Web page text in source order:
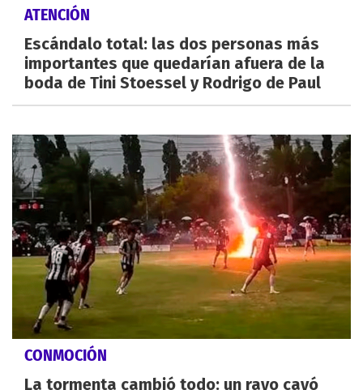
ATENCIÓN
Escándalo total: las dos personas más
importantes que quedarían afuera de la
boda de Tini Stoessel y Rodrigo de Paul
CONMOCIÓN
La tormenta cambió todo: un rayo cayó